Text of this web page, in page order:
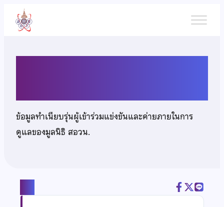
เนื้อหา
ข้อมูลทำเนียบรุ่นผู้เข้าร่วมแข่งขันและค่ายภายในการ
ดูแลของมูลนิธิ สอวน.